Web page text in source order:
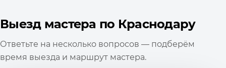
Выезд мастера по Краснодару
Ответьте на несколько вопросов — подберём
время выезда и маршрут мастера.